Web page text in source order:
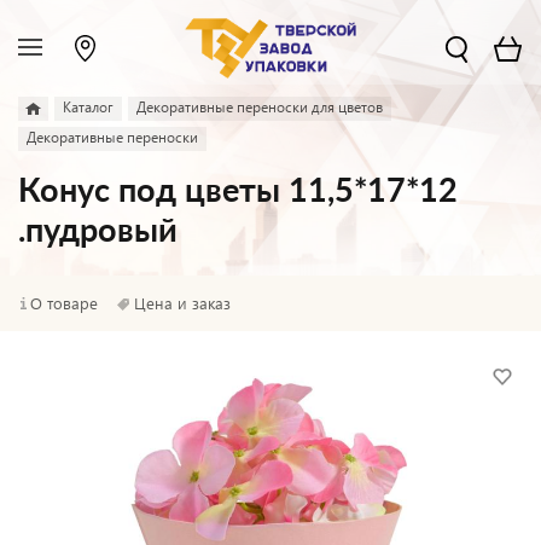
Каталог
Декоративные переноски для цветов
Декоративные переноски
Конус под цветы 11,5*17*12
.пудровый
О товаре Цена и заказ